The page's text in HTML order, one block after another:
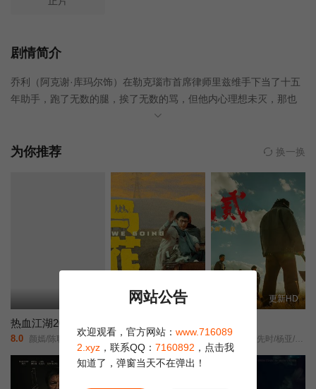
剧情简介
乔利（阿克谢·库玛尔饰）在勒克瑙市首席律师里兹维手下当了十五
年助手，跑了无数的腿，挨了无数的骂，但他内心理想未灭，那也
是他那为里兹维当了三十年秘书的父亲的愿望——成为一名独立的
导致为丈夫鸣冤的女子黑娜（沙尤尼·古普塔饰）跳楼自杀。在人生
案。虽有美丽的妻子普什帕（胡玛·库雷希饰）的支持和协助，但却
要面对众人的歧视，警队的集体作案以及司法体系的低效等困难，
更要挑战大律师马图尔（阿努·卡普尔饰）的不败战绩，甚至要面对
克什米尔警察的双重围剿，可谓是螳螂挡车，四面楚歌。乔利该如
何成功破局，还黑娜以正义，证自己之清白，让我们拭目以待。本
片的IMDB评分为7.7分，印度2017本土票房迄今仅次于沙鲁克·汗主
为你推荐 换一换
热血江湖2026
8.0 颜嫣/陈耿锋/颜雪凡/朱瑞祥/钟夫翔/
更新HD
6.0 琚子轩/李聪/张越宁/高深/
更新HD
8.0 康磊/李先时/杨亚/崔金迪/
网站公告
欢迎观看，官方网站： www.716089
2.xyz ，联系QQ： 7160892 ，点击我
知道了，弹窗当天不在弹出！